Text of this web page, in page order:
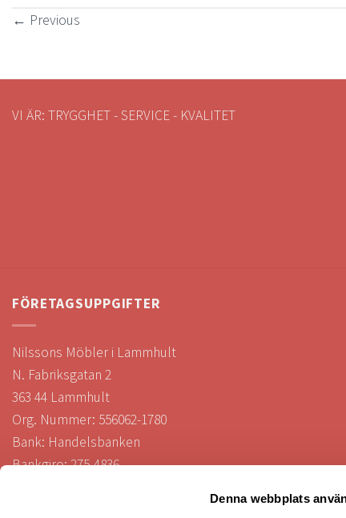
Denna webbplats
← Previous
VI ÄR: TRYGGHET - SERVICE - KVALITET
FÖRETAGSUPPGIFTER
Nilssons Möbler i Lammhult
N. Fabriksgatan 2
363 44 Lammhult
Org. Nummer: 556062-1780
Bank: Handelsbanken
Bankgiro: 275-4836